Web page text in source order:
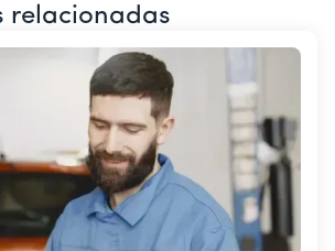
relacionadas